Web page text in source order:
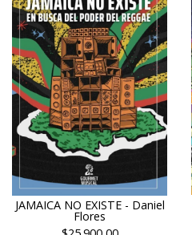
JAMAICA NO EXISTE - Daniel
Flores